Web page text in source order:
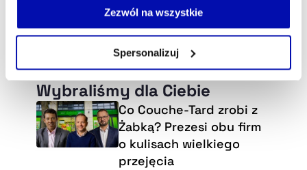
możesz łatwo zarządzać swoimi uprawnieniami, np. we
własnej przeglądarce internetowej lub po wybraniu opcji
naszejPolityce Prywatności.
Zezwól na wszystkie
Spersonalizuj
Wybraliśmy dla Ciebie
Co Couche-Tard zrobi z
Żabką? Prezesi obu firm
o kulisach wielkiego
przejęcia